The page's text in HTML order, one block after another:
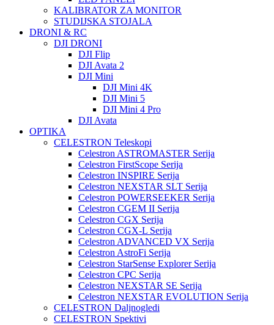
KALIBRATOR ZA MONITOR
STUDIJSKA STOJALA
DRONI & RC
DJI DRONI
DJI Flip
DJI Avata 2
DJI Mini
DJI Mini 4K
DJI Mini 5
DJI Mini 4 Pro
DJI Avata
OPTIKA
CELESTRON Teleskopi
Celestron ASTROMASTER Serija
Celestron FirstScope Serija
Celestron INSPIRE Serija
Celestron NEXSTAR SLT Serija
Celestron POWERSEEKER Serija
Celestron CGEM II Serija
Celestron CGX Serija
Celestron CGX-L Serija
Celestron ADVANCED VX Serija
Celestron AstroFi Serija
Celestron StarSense Explorer Serija
Celestron CPC Serija
Celestron NEXSTAR SE Serija
Celestron NEXSTAR EVOLUTION Serija
CELESTRON Daljnogledi
CELESTRON Spektivi